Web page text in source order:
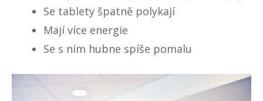
Se tablety špatně polykají
Mají více energie
Se s ním hubne spíše pomalu